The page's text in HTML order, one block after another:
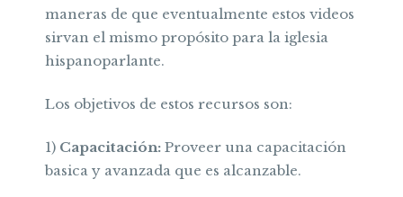
maneras de que eventualmente estos videos
sirvan el mismo propósito para la iglesia
hispanoparlante.
Los objetivos de estos recursos son:
1) Capacitación:Proveer una capacitación
basica y avanzada que es alcanzable.